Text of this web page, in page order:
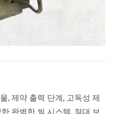
, 제약 출력 단계, 고독성 제
완벽한 씰 시스템, 절대 보